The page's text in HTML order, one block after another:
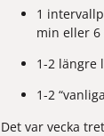
1
min eller 6
1-2 längre
1-2
Det var vecka